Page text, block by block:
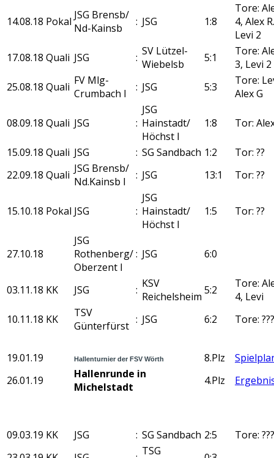
14.08.18 Pokal JSG Brensb/
Nd-Kainsb
: JSG 1:8
Tore:
4, Alex
Levi 2
17.08.18 Quali JSG : SV Lützel-
Wiebelsb
5:1
Tore:
3, Levi 2
25.08.18 Quali FV Mlg-
Crumbach I
: JSG 5:3
Tore:
Alex G
08.09.18 Quali JSG :
JSG
Hainstadt/
Höchst I
1:8 Tor:
15.09.18 Quali JSG : SG Sandbach 1:2
Tor: ??
22.09.18 Quali JSG Brensb/
Nd.Kainsb I
: JSG 13:1 Tor: ??
15.10.18 Pokal JSG :
JSG
Hainstadt/
Höchst I
1:5 Tor: ??
27.10.18
JSG
Rothenberg/
Oberzent I
: JSG 6:0
03.11.18 KK JSG : KSV
Reichelsheim 5:2
Tore:
4, Levi
10.11.18 KK
TSV
Günterfürst : JSG 6:2 Tore:
19.01.19 Hallenturnier der FSV Wörth 8.Plz
26.01.19
Hallenrunde in
Michelstadt
4.Plz
09.03.19 KK JSG : SG Sandbach 2:5
Tore: ???
TSG